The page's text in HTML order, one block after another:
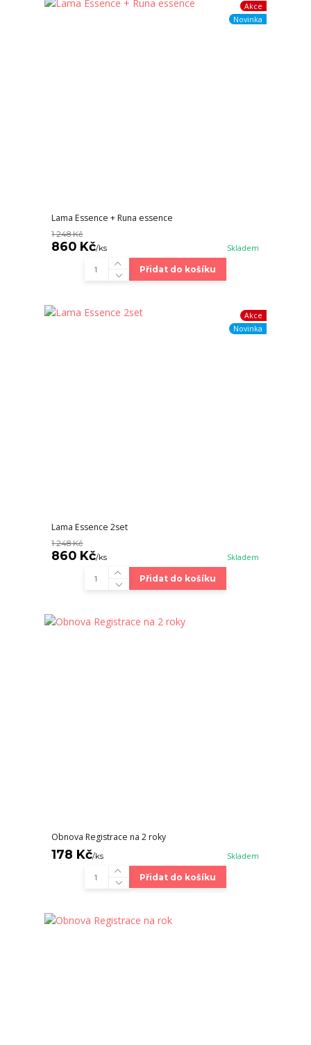
Akce
Novinka
Lama Essence + Runa essence
1 248 Kč
860 Kč/ks Skladem
Přidat do košíku
Akce
Novinka
Lama Essence 2set
1 248 Kč
860 Kč/ks Skladem
Přidat do košíku
Obnova Registrace na 2 roky
178 Kč/ks Skladem
Přidat do košíku